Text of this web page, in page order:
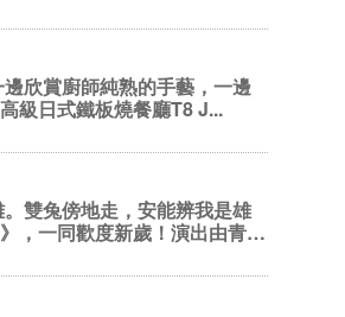
欣賞廚師純熟的手藝，一邊
級日式鐵板燒餐廳T8 J...
，一同歡度新歲！演出由青